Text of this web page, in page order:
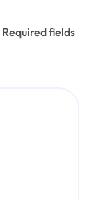
Required fields